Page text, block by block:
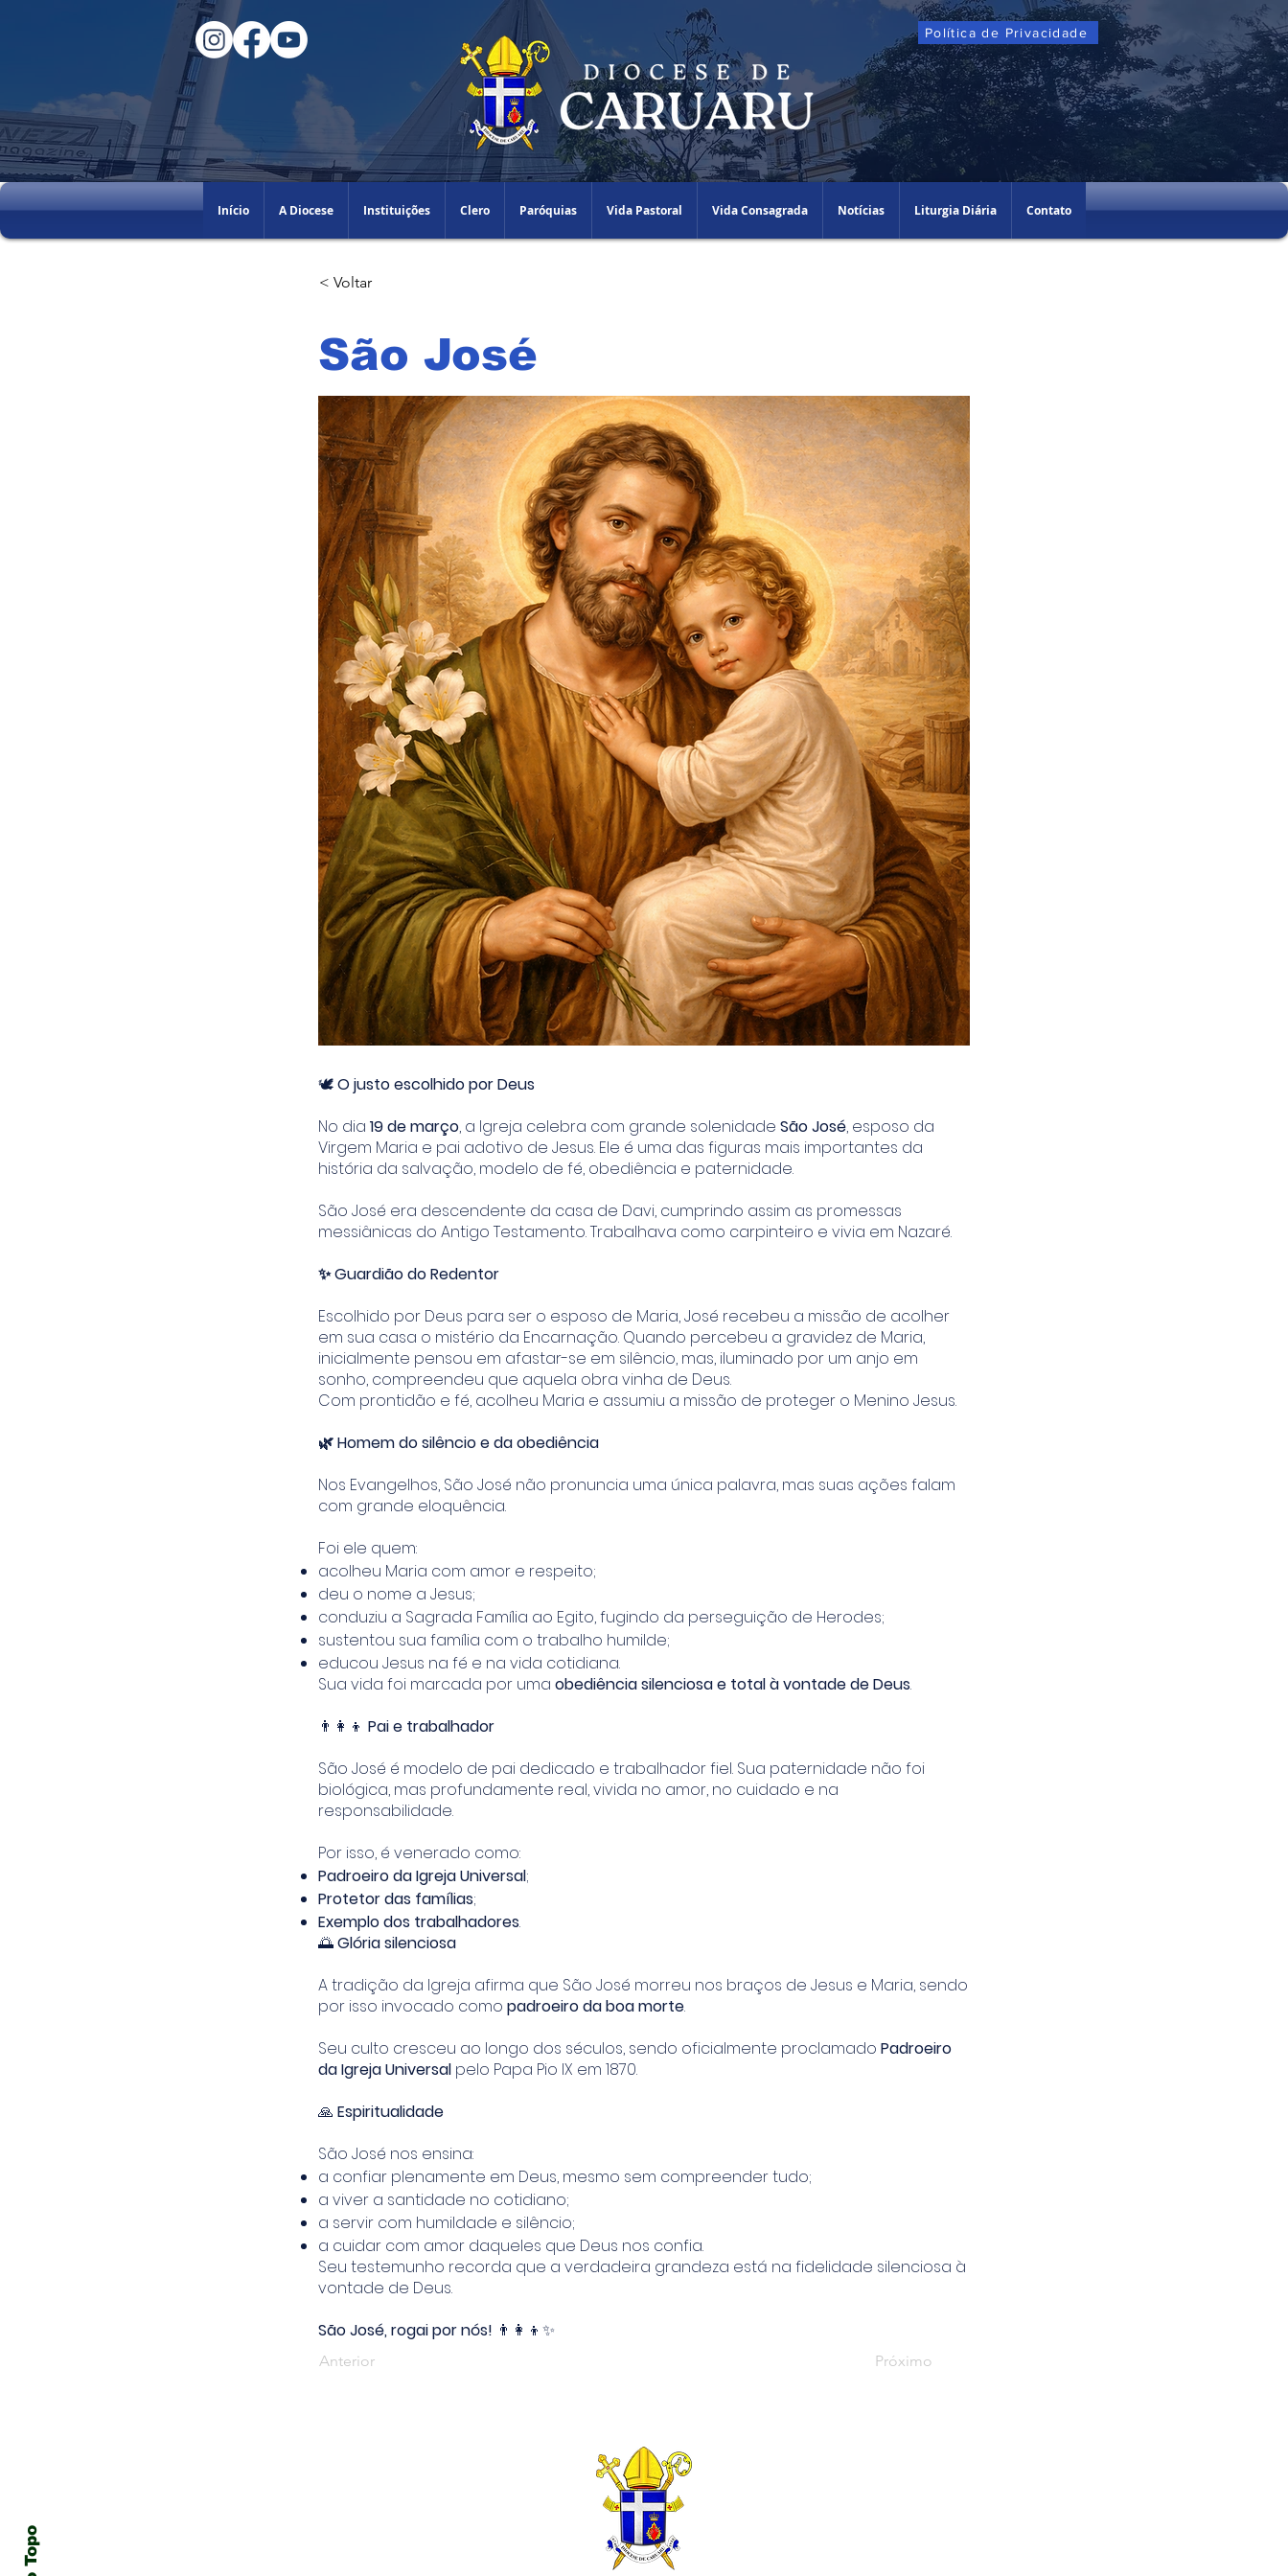
Política de Privacidade
Início A Diocese Instituições Clero Paróquias Vida Pastoral Vida Consagrada Notícias Liturgia Diária Contato
< Voltar
São José
🕊️O justo escolhido por Deus
No dia 19 de março, a Igreja celebra com grande solenidade São José, esposo da
Virgem Maria e pai adotivo de Jesus. Ele é uma das figuras mais importantes da
história da salvação, modelo de fé, obediência e paternidade.
São José era descendente da casa de Davi, cumprindo assim as promessas
messiânicas do Antigo Testamento. Trabalhava como carpinteiro e vivia em Nazaré.
✨ Guardião do Redentor
Escolhido por Deus para ser o esposo de Maria, José recebeu a missão de acolher
em sua casa o mistério da Encarnação. Quando percebeu a gravidez de Maria,
inicialmente pensou em afastar-se em silêncio, mas, iluminado por um anjo em
sonho, compreendeu que aquela obra vinha de Deus.
Com prontidão e fé, acolheu Maria e assumiu a missão de proteger o Menino Jesus.
🌿 Homem do silêncio e da obediência
Nos Evangelhos, São José não pronuncia uma única palavra, mas suas ações falam
com grande eloquência.
Foi ele quem:
acolheu Maria com amor e respeito;
deu o nome a Jesus;
conduziu a Sagrada Família ao Egito, fugindo da perseguição de Herodes;
sustentou sua família com o trabalho humilde;
educou Jesus na fé e na vida cotidiana.
Sua vida foi marcada por uma obediência silenciosa e total à vontade de Deus.
👨‍👩‍👦 Pai e trabalhador
São José é modelo de pai dedicado e trabalhador fiel. Sua paternidade não foi
biológica, mas profundamente real, vivida no amor, no cuidado e na
responsabilidade.
Por isso, é venerado como:
Padroeiro da Igreja Universal;
Protetor das famílias;
Exemplo dos trabalhadores.
🌅Glória silenciosa
A tradição da Igreja afirma que São José morreu nos braços de Jesus e Maria, sendo
por isso invocado como padroeiro da boa morte.
Seu culto cresceu ao longo dos séculos, sendo oficialmente proclamado Padroeiro
da Igreja Universal pelo Papa Pio IX em 1870.
🙏 Espiritualidade
São José nos ensina:
a confiar plenamente em Deus, mesmo sem compreender tudo;
a viver a santidade no cotidiano;
a servir com humildade e silêncio;
a cuidar com amor daqueles que Deus nos confia.
Seu testemunho recorda que a verdadeira grandeza está na fidelidade silenciosa à
vontade de Deus.
São José, rogai por nós! 👨‍👩‍👦✨
Anterior Próximo